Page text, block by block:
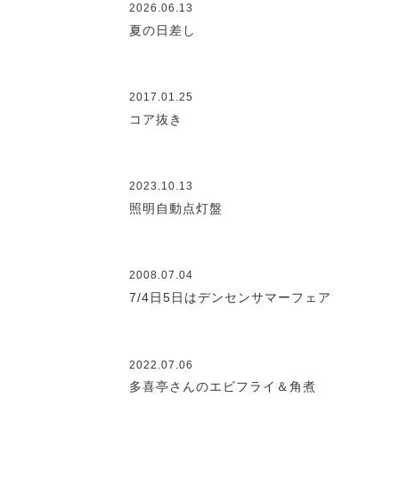
2026.06.13
夏の日差し
2017.01.25
コア抜き
2023.10.13
照明自動点灯盤
2008.07.04
7/4日5日はデンセンサマーフェア
2022.07.06
多喜亭さんのエビフライ＆角煮